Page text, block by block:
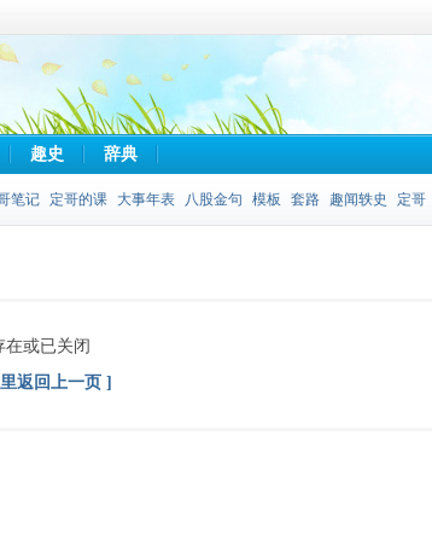
趣史 辞典
笔记 定哥的课 大事年表 八股金句 模板 套路 趣闻轶史 定哥
在或已关闭
返回上一页 ]